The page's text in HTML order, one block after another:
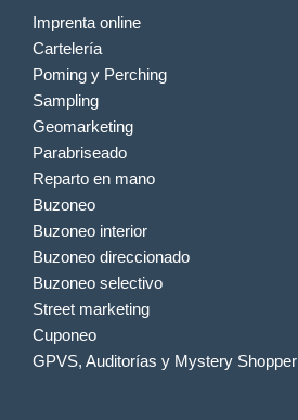
Imprenta online
Cartelería
Poming y Perching
Sampling
Geomarketing
Parabriseado
Reparto en mano
Buzoneo
Buzoneo interior
Buzoneo direccionado
Buzoneo selectivo
Street marketing
Cuponeo
GPVS, Auditorías y Mystery Shopper